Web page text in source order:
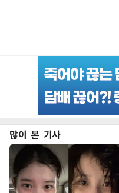
많이 본 기사